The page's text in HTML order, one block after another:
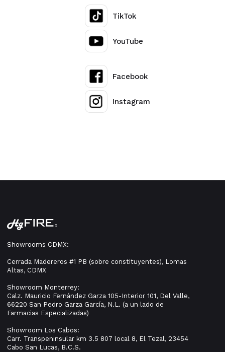
TikTok
YouTube
Facebook
Instagram
Showrooms CDMX:
Cerrada Madereros #1 PB (sobre constituyentes), Lomas
Altas, CDMX
Showroom Monterrey:
Calz. Mauricio Fernández Garza 105-Interior 101, Del Valle,
66220 San Pedro Garza García, N.L. (a un lado de
Farmacias Especializadas)
Showroom Los Cabos:
Carr. Transpeninsular km 3.5 807 local 8, El Tezal, 23454
Cabo San Lucas, B.C.S.